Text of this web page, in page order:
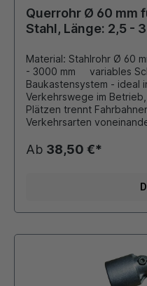
Querrohr Ø 60 mm
Stahl, Länge: 2,5 -
Material: Stahlrohr Ø 60
- 3000 mm variables Schutzgeländer im
Baukastensystem - ideal
Verkehrswege im
Plätzen trennt
Verkehrsarten
Personenleitsystem
elektrisch nicht leitende
von 2,4 m wird einmalig
Ab 38,50 €*